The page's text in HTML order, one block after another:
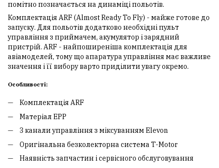
помітно позначається на динаміці польотів.
Комплектація ARF (Almost Ready To Fly) - майже готове до
запуску. Для польотів додатково необхідні пульт
управління з приймачем, акумулятор і зарядний
пристрій. ARF - найпоширеніша комплектація для
авіамоделей, тому що апаратура управління має важливе
значення і її вибору варто приділити увагу окремо.
Особливості:
Комплектація ARF
Матеріал EPP
3 канали управління з міксуванням Elevon
Оригінальна безколекторна система T-Motor
Наявність запчастин і сервісного обслуговування